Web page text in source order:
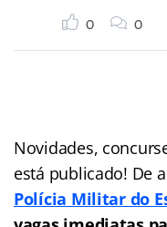
0 0
Novidades,
está publicado! De
Polícia Militar do